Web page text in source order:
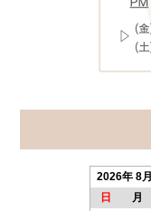
2026年 8月
日
月